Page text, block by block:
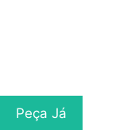
Peça Já